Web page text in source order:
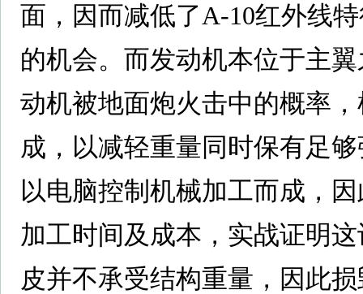
面，因而减低了A-10红外线
的机会。而发动机本位于主
动机被地面炮火击中的概率
成，以减轻重量同时保有足
以电脑控制机械加工而成，
加工时间及成本，实战证明
皮并不承受结构重量，因此